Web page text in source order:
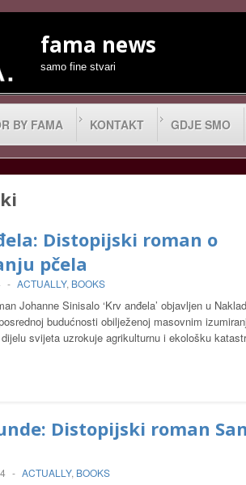
fama news
samo fine stvari
BY FAMA KONTAKT GDJE SMO
Distopijski roman o
pčela
- ACTUALLY, BOOKS
Johanne Sinisalo ‘Krv anđela’ objavljen u
budućnosti obilježenoj masovnim
svijeta uzrokuje agrikulturnu i ekološku
Distopijski roman
- ACTUALLY, BOOKS